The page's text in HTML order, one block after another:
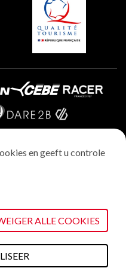
en geeft u controle
ALLE COOKIES